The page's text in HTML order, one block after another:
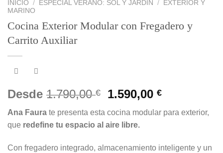
INICIO / ESPECIAL VERANO: SOL Y JARDÍN /
EXTERIOR Y
MARINO
Cocina Exterior Modular con Fregadero y
Carrito Auxiliar
Desde 1.790,00€
El
original
era:
1.790,00 €.
1.590,00€El
actual
1.590,00 €.
Ana Faura te presenta esta cocina modular para exterior,
que redefine tu espacio al aire libre.
Con fregadero integrado, almacenamiento inteligente y un